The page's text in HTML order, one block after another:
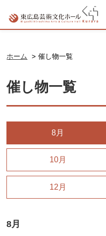
ホーム 催し物一覧
催し物一覧
8月
10月
12月
8月